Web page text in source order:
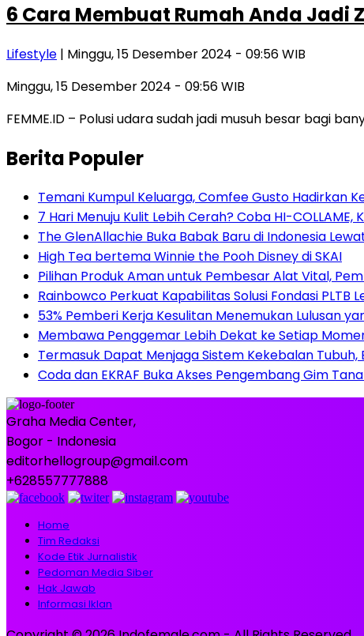
6 Cara Membuat Rumah Anda Jadi
Lifestyle | Minggu, 15 Desember 2024 - 09:56 WIB
Minggu, 15 Desember 2024 - 09:56 WIB
FEMME.ID – Polusi udara sudah jadi musuh besar bagi
Berita Populer
Temani Kumpul Keluarga, Comfee Gusto Hadirkan
7 Hari Menuju Kulit Lebih Cerah? Coba HI-
The GlenAllachie Buka Babak Baru di Indonesia
High Tea bertema Winnie the Pooh Disney di SKAI
Pilihan Produk Aman untuk Pembesar Alat Vital,
Rainbowco Perkuat Kapabilitas Solusi Fondasi
53% Pemberi Kerja Kesulitan Menemukan Lulusan
Membawa Penggemar Lebih Dekat ke Setiap
Termasuk Dapat Menjaga Sistem Kekebalan
Coda dan EKRAF Buka Akses Pengembang Gim
Graha Media Center,
Bogor - Indonesia
editorhellogroup@gmail.com
+628557777888
Home
Tim Redaksi
Kode Etik Jurnalistik
Pedoman Media Siber
Hak Jawab
Informasi Iklan